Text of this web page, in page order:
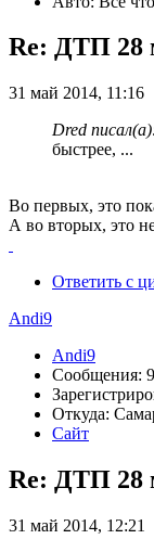
Re: ДТП 28
31 май 2014, 11:16
Dred
быстрее, ...
Во первых, это
А во вторых, это
Ответить с
Andi9
Andi9
Сообщения:
Откуда:
Сайт
Re: ДТП 28
31 май 2014, 12:21